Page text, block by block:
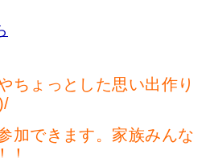
ちょっとした思い出作り
加できます。家族みんな
！